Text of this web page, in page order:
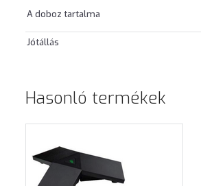
A doboz tartalma
Jótállás
Hasonló termékek